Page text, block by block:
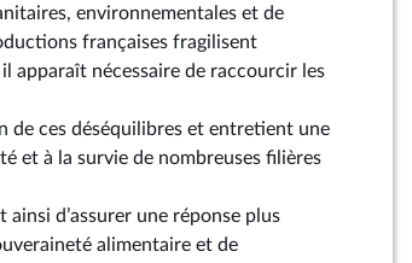
environnementales et de
françaises fragilisent
apparaît nécessaire de raccourcir les
ces déséquilibres et entretient une
et à la survie de nombreuses filières
d’assurer une réponse plus
alimentaire et de